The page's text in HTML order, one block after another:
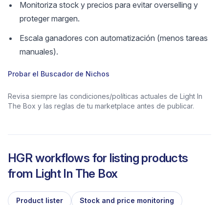
Monitoriza stock y precios para evitar overselling y
proteger margen.
Escala ganadores con automatización (menos tareas
manuales).
Probar el Buscador de Nichos
Revisa siempre las condiciones/políticas actuales de Light In
The Box y las reglas de tu marketplace antes de publicar.
HGR workflows for listing products
from Light In The Box
Product lister Stock and price monitoring